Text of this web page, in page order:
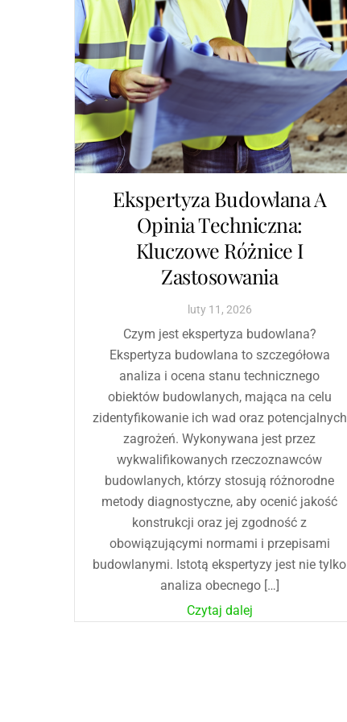
Ekspertyza Budowlana A
Opinia Techniczna:
Kluczowe Różnice I
Zastosowania
luty 11 , 2026
Czym jest ekspertyza budowlana?
Ekspertyza budowlana to szczegółowa
analiza i ocena stanu technicznego
obiektów budowlanych, mająca na celu
zidentyfikowanie ich wad oraz potencjalnych
zagrożeń. Wykonywana jest przez
wykwalifikowanych rzeczoznawców
budowlanych, którzy stosują różnorodne
metody diagnostyczne, aby ocenić jakość
konstrukcji oraz jej zgodność z
obowiązującymi normami i przepisami
budowlanymi. Istotą ekspertyzy jest nie tylko
analiza obecnego […]
Czytaj dalej